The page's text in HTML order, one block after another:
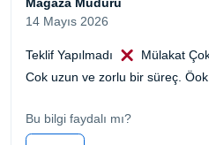
14 Mayıs 2026
Teklif Yapılmadı
Mülakat
Cok uzun ve zorlu bir süreç.
Bu bilgi faydalı mı?